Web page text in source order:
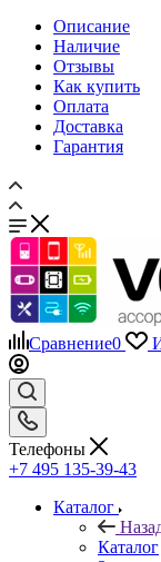
Отзывы
Как купить
Оплата
Доставка
Гарантия
Сравнение 0
Телефоны
+7 495 135-39-43
Каталог
Каталог